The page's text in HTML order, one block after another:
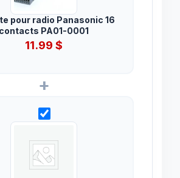
pour radio Panasonic 16
contacts PA01-0001
11.99 $
+